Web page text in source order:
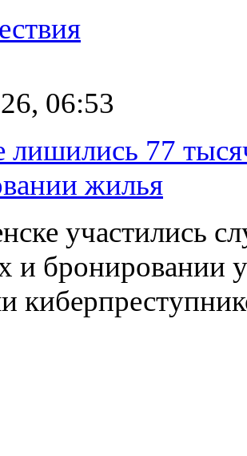
06:53
лишились 77
жилья
участились
и бронировании